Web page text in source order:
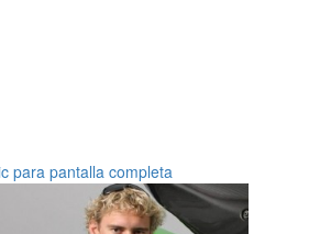
para pantalla completa